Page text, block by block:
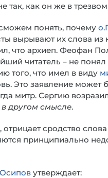
так, как он же в
понять, почему
вырывают их слова
что архиеп. Феофан
читатель – не
того, что имел в виду
Это заявление может
митр. Сергию
в другом смысле.
сродство
принципиально
утверждает: